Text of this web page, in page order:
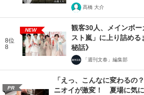
髙橋 大介
8位
8
NEW
観客30人、メインボ
スト嵐」に上り詰める
秘話》
「週刊文春」編集部
PR
「えっ、こんなに変わるの
ニオイが激変！ 夏場に気